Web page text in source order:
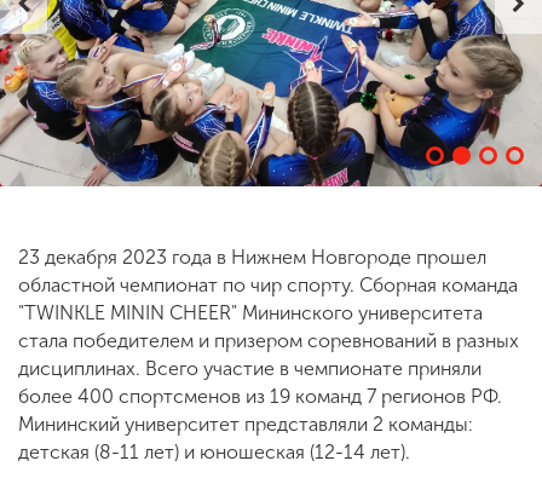
Сведения об
образовательной
организации
ENG SPN CHI
Приемная
комиссия
+7 (831) 262-26-20
23 декабря 2023 года в Нижнем Новгороде прошел
областной чемпионат по чир спорту. Сборная команда
"TWINKLE MININ CHEER" Мининского университета
стала победителем и призером соревнований в разных
дисциплинах. Всего участие в чемпионате приняли
более 400 спортсменов из 19 команд 7 регионов РФ.
Мининский университет представляли 2 команды:
детская (8-11 лет) и юношеская (12-14 лет).